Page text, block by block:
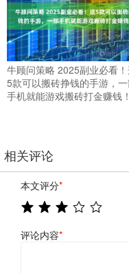
牛顾问策略 2025副业必看
5款可以搬砖挣钱的手游，
手机就能游戏搬砖打金赚钱！
相关评论
本文评分*
评论内容*